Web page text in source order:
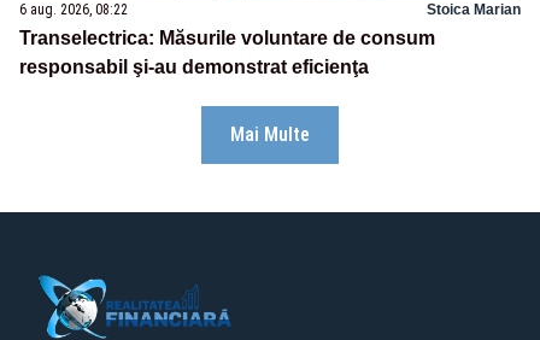
6 aug. 2026, 08:22 Stoica Marian
Transelectrica: Măsurile voluntare de consum
responsabil şi-au demonstrat eficienţa
Mai Multe